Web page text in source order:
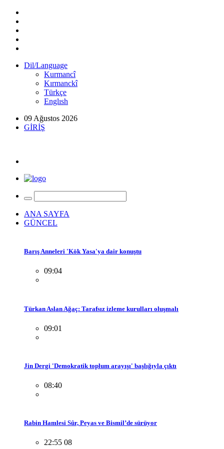
Dil/Language
Kurmancî
Kırmanckî
Türkçe
Englısh
09 Ağustos 2026
GİRİŞ
ANA SAYFA
GÜNCEL
Barış Anneleri 'Kök Yasa'ya dair konuştu
09:04
Türkan Aslan Ağaç: Tarafsız izleme kurulları oluşmalı
09:01
Jin Dergi 'Demokratik toplum arayışı' başlığıyla çıktı
08:40
Rabin Hamlesi Sûr, Peyas ve Bismil’de sürüyor
22:55 08